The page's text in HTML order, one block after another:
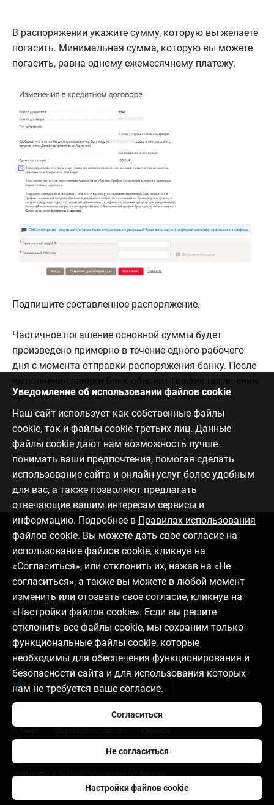
В распоряжении укажите сумму, которую вы желаете
погасить. Минимальная сумма, которую вы можете
погасить, равна одному ежемесячному платежу.
Подпишите составленное распоряжение.
Частичное погашение основной суммы будет
произведено примерно в течение одного рабочего
дня с момента отправки распоряжения банку. После
кредита с меньшим ежемесячным платежом.
Нашли ответ на свой вопрос?
Да Нет
Уведомление об использовании файлов cookie
Наш сайт использует как собственные файлы
cookie, так и файлы cookie третьих лиц. Данные
файлы cookie дают нам возможность лучше
понимать ваши предпочтения, помогая сделать
использование сайта и онлайн-услуг более удобным
для вас, а также позволяют предлагать
отвечающие вашим интересам сервисы и
информацию. Подробнее в Правилах использования
файлов cookie. Вы можете дать свое согласие на
использование файлов cookie, кликнув на
«Согласиться», или отклонить их, нажав на «Не
согласиться», а также вы можете в любой момент
изменить или отозвать свое согласие, кликнув на
«Настройки файлов cookie». Если вы решите
отклонить все файлы cookie, мы сохраним только
функциональные файлы cookie, которые
необходимы для обеспечения функционирования и
безопасности сайта и для использования которых
нам не требуется ваше согласие.
Согласиться
Не согласиться
Настройки файлов cookie
Связаться с нами
6701 0000 info@citadele.lv
Следите за новостями
Установить приложение
Настройки файлов cookie
Обработка и защита персональных данных
citadele.lt Developers Portal (PSD2)